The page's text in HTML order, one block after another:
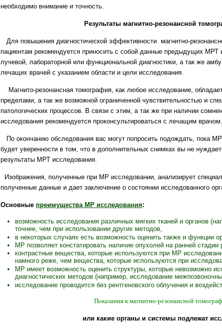
необходимо внимание и точность.
Результаты магнитно-резонансной
Для повышения диагностической эффективности магнитно-
пациентам рекомендуется приносить с собой данные предыдущих МРТ
лучевой, лабораторной или функциональной диагностики, а так же
лечащих врачей с указанием области и цели исследования.
Магнито-резонансная томография, как любое исследование,
пределами, а так же возможной ограниченной чувствительностью и
патологических процессов. В связи с этим, а так же при наличии
исследования рекомендуется проконсультироваться с лечащим врачом.
По окончанию обследования вас могут попросить подождать, пока
будет уверенности в том, что в дополнительных снимках вы не
результаты МРТ исследования.
Изображения, полученные при МР исследовании, анализирует
полученные данные и дает заключение о состоянии исследованного
Основные преимущества МР исследования:
возможность исследования различных мягких тканей и органов
точнее, чем при использовании других методов,
в некоторых случаях есть возможность оценить также и функции
МР позволяет констатировать наличие опухолей на ранней стадии
контрастные вещества, которые используются при МР
намного реже, чем вещества, которые используются при
МР имеет возможность оценить структуры, которые невозможно
диагностических методов (например, исследование
исследование проводится без рентгеновского облучения и
Показания к магнитно-резонансной
или какие органы и системы подлежат